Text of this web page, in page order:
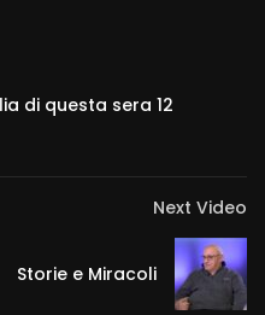
di questa sera 12
Next Video
Storie e Miracoli